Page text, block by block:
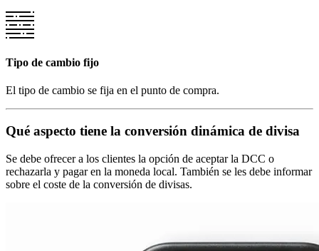
Tipo de cambio fijo
El tipo de cambio se fija en el punto de compra.
Qué aspecto tiene la conversión dinámica de divisa
Se debe ofrecer a los clientes la opción de aceptar la DCC o
rechazarla y pagar en la moneda local. También se les debe informar
sobre el coste de la conversión de divisas.